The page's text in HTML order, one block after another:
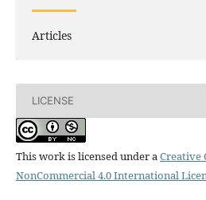
Articles
LICENSE
This work is licensed under aCreative
NonCommercial 4.0 International